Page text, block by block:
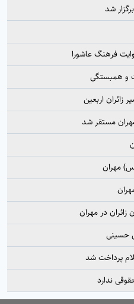
شد
فرهنگ عاشورا
و همبستگی
زائران اربعین
مستقر شد
مهران
حسینی
ندارد